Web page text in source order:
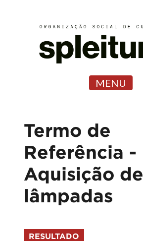
MENU
Termo de
Referência -
Aquisição de
lâmpadas
RESULTADO